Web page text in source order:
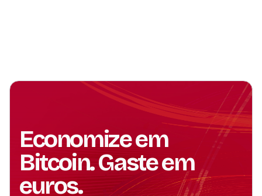
Economize em
Bitcoin. Gaste em
euros.